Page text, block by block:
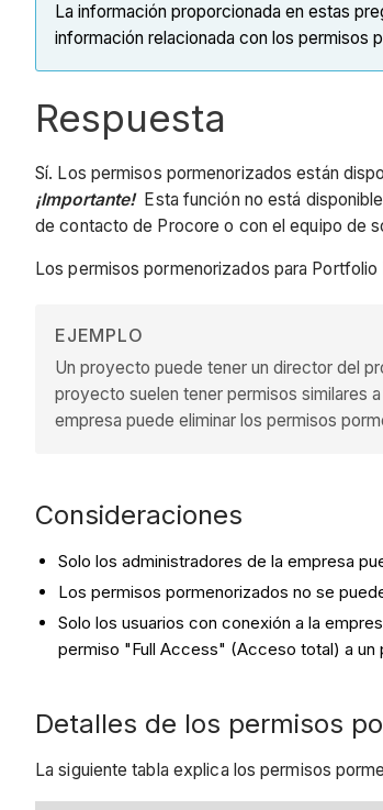
La información proporcionada en estas
información relacionada con los permisos
Respuesta
Sí. Los permisos pormenorizados están
¡Importante! Esta función no está
de contacto de Procore o con el equipo de
Los permisos pormenorizados para
EJEMPLO
Un proyecto puede tener un director del
proyecto suelen tener permisos similares
empresa puede eliminar los permisos
Consideraciones
Solo los administradores de la empresa
Los permisos pormenorizados no se
Solo los usuarios con conexión a la
permiso "Full Access" (Acceso total) a
Detalles de los permisos
La siguiente tabla explica los permisos